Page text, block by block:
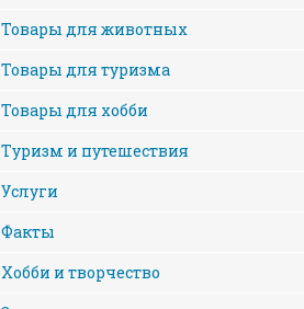
Товары для животных
Товары для туризма
Товары для хобби
Туризм и путешествия
Услуги
Факты
Хобби и творчество